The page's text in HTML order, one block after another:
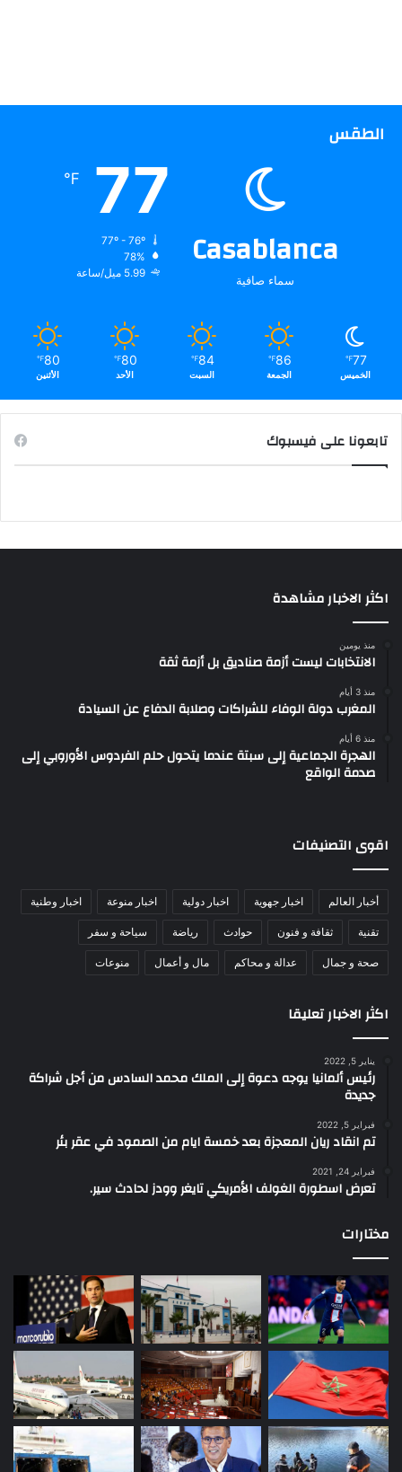
الطقس
Casablanca
سماء صافية
77
℉
78%
5.99 ميل/ساعة
77
℉
الخميس
86
℉
الجمعة
84
℉
السبت
80
℉
الأحد
80
℉
الأثنين
تابعونا على فيسبوك
اكثر الاخبار مشاهدة
منذ يومين
الانتخابات ليست أزمة صناديق بل أزمة ثقة
منذ 3 أيام
المغرب دولة الوفاء للشراكات وصلابة الدفاع عن السيادة
منذ 6 أيام
الهجرة الجماعية إلى سبتة عندما يتحول حلم الفردوس الأوروبي إلى
صدمة الواقع
اقوى التصنيفات
أخبار العالم اخبار جهوية اخبار دولية اخبار منوعة اخبار وطنية
تقنية ثقافة و فنون حوادث رياضة سياحة و سفر
صحة و جمال عدالة و محاكم مال و أعمال منوعات
اكثر الاخبار تعليقا
يناير 5, 2022
رئيس ألمانيا يوجه دعوة إلى الملك محمد السادس من أجل شراكة
جديدة
فبراير 5, 2022
تم انقاد ريان المعجزة بعد خمسة ايام من الصمود في عقر بئر
فبراير 24, 2021
تعرض اسطورة الغولف الأمريكي تايغر وودز لحادث سير.
مختارات